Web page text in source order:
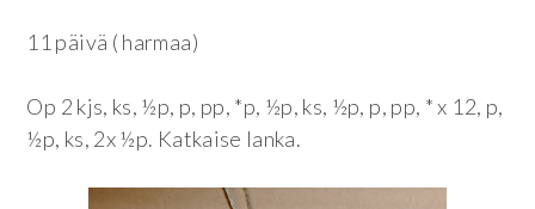
11 päivä ( harmaa)
Op 2 kjs, ks, ½p, p, pp, *p, ½p, ks, ½p, p, pp, * x 12, p,
½p, ks, 2x ½p. Katkaise lanka.